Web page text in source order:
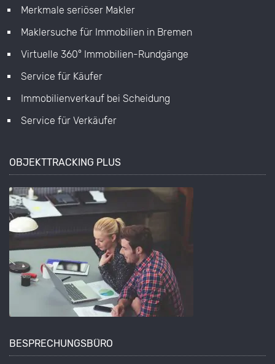
Merkmale seriöser Makler
Maklersuche für Immobilien in Bremen
Virtuelle 360° Immobilien-Rundgänge
Service für Käufer
Immobilienverkauf bei Scheidung
Service für Verkäufer
OBJEKTTRACKING PLUS
BESPRECHUNGSBÜRO